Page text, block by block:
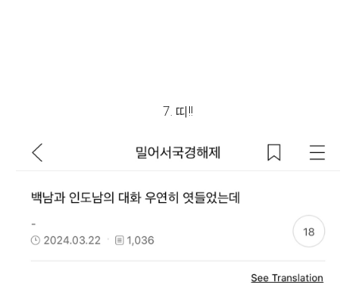
7. 띠!!